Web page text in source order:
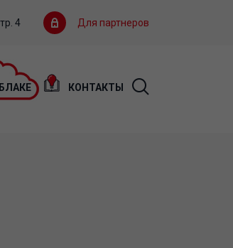
4 Для партнеров
КОНТАКТЫ